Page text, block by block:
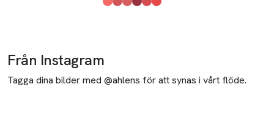
Produkten finns i färgerna:
03 Resort,
02 Bicoastal,
01 Cabana,
06 Mile High,
05 Villa,
04 Poolside,
Från Instagram
Tagga dina bilder med @ahlens för att synas i vårt flöde.